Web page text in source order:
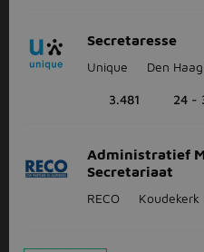
Secretaresse
Unique Den Haag
3.481 24 -
Administratief
Secretariaat
RECO Koudekerk